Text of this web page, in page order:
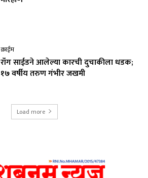
क्राईम
रॉंग साईडने आलेल्या कारची दुचाकीला धडक;
१७ वर्षीय तरुण गंभीर जखमी
Load more